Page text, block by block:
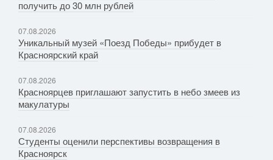
получить до 30 млн рублей
07.08.2026
Уникальный музей «Поезд Победы» прибудет в
Красноярский край
07.08.2026
Красноярцев приглашают запустить в небо змеев из
макулатуры
07.08.2026
Студенты оценили перспективы возвращения в
Красноярск